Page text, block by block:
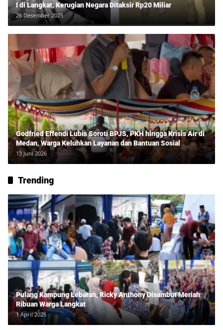
I di Langkat, Kerugian Negara Ditaksir Rp20 Miliar
26 Desember 2025
Godfried Effendi Lubis Soroti BPJS, PKH hingga Krisis Air di
Medan, Warga Keluhkan Layanan dan Bantuan Sosial
13 Juni 2026
Trending
Pulang Kampung Lebaran, Ricky Anthony Disambut Meriah
Ribuan Warga Langkat
1 April 2025